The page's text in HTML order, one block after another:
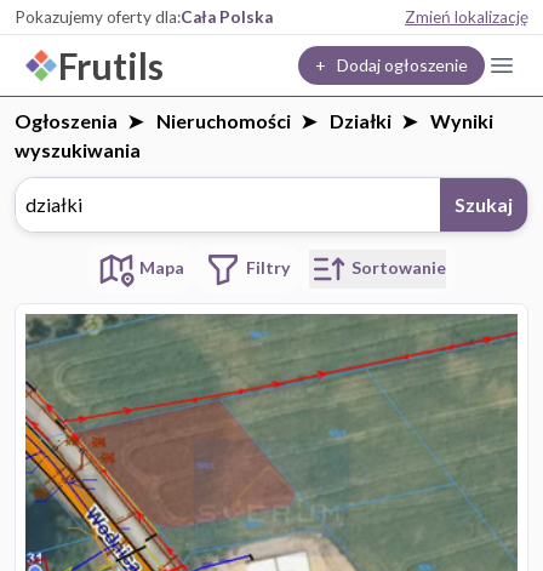
Pokazujemy oferty dla:Cała Polska Zmień lokalizację
Frutils + Dodaj ogłoszenie
Ogłoszenia Nieruchomości Działki
Wyniki
wyszukiwania
Szukaj
Mapa Filtry Sortowanie